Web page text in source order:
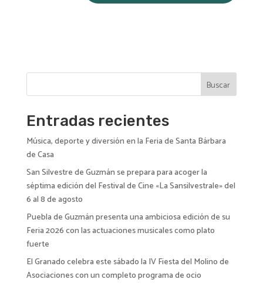
n
a
i
e
:
Buscar
Entradas recientes
Música, deporte y diversión en la Feria de Santa Bárbara
de Casa
San Silvestre de Guzmán se prepara para acoger la
séptima edición del Festival de Cine «La Sansilvestrale» del
6 al 8 de agosto
Puebla de Guzmán presenta una ambiciosa edición de su
Feria 2026 con las actuaciones musicales como plato
fuerte
El Granado celebra este sábado la IV Fiesta del Molino de
Asociaciones con un completo programa de ocio